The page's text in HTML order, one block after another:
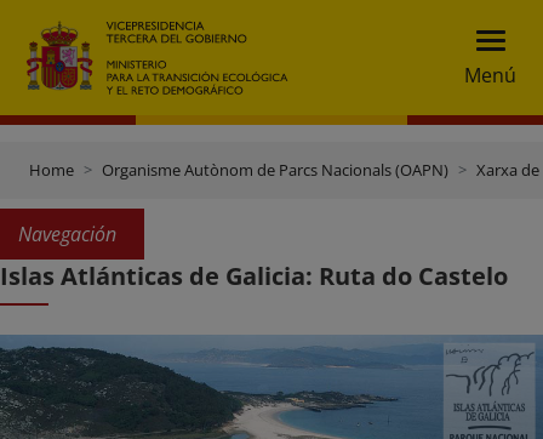
Menú
Home Organisme Autònom de Parcs Nacionals (OAPN) Xarxa
Navegación
Islas Atlánticas de Galicia: Ruta do Castelo